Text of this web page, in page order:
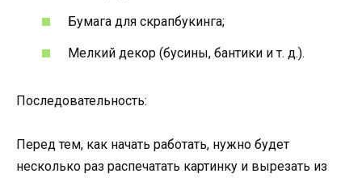
Бумага для скрапбукинга;
Мелкий декор (бусины, бантики и т. д.).
Последовательность:
Перед тем, как начать работать, нужно будет
несколько раз распечатать картинку и вырезать из